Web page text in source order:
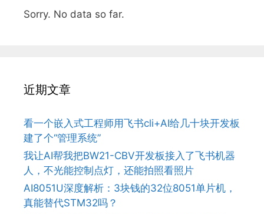
Sorry. No data so far.
近期文章
看一个嵌入式工程师用飞书cli+AI给几十块开发板
建了个“管理系统”
我让AI帮我把BW21-CBV开发板接入了飞书机器
人，不光能控制点灯，还能拍照看照片
AI8051U深度解析：3块钱的32位8051单片机，
真能替代STM32吗？